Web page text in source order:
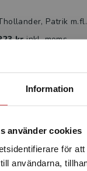
Information
använder cookies
för
användarna,
Patrik m.fl.
krinkl. moms